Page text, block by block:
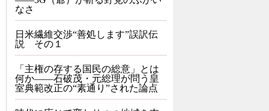
なさ
日米繊維交渉“善処します”誤訳伝
説 その１
「主権の存する国民の総意」とは
何か――石破茂・元総理が問う皇
室典範改正の“素通り”された論点